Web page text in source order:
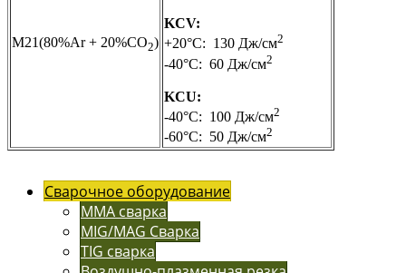
M21(80%Ar + 20%CO2)
KCV:
+20°C: 130 Дж/см2
-40°C: 60 Дж/см2
KCU:
-40°C: 100 Дж/см2
-60°C: 50 Дж/см2
Сварочное оборудование
MMA сварка
MIG/MAG Сварка
TIG сварка